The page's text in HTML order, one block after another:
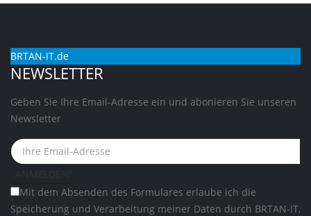
BRTAN-IT.de
NEWSLETTER
Geben Sie Ihre Email-Adresse ein und abonieren Sie unseren
Newsletter
Mit dem Absenden des Formulares erlaube ich die
Speicherung und Verarbeitung meiner Daten durch BRTAN-IT,